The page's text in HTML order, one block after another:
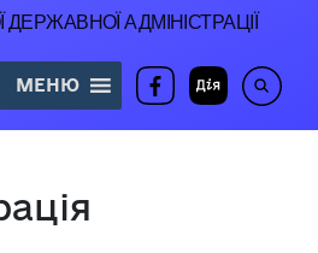
АДМIНIСТРАЦIЇ
МЕНЮ